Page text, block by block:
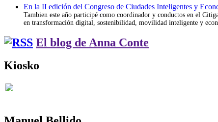
En la II edición del Congreso de Ciudades Inteligentes y
Tambien este año participé como coordinador y conductos en el
en transformación digital, sostenibilidad, movilidad inteligente y
El blog de Anna Conte
Kiosko